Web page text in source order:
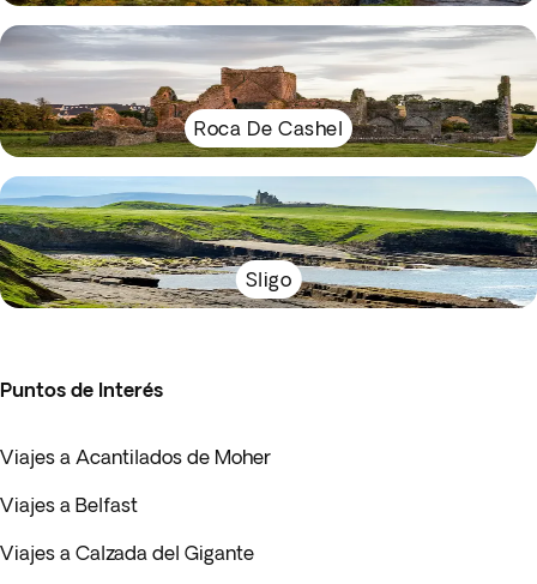
Roca De Cashel
Sligo
Puntos de Interés
Viajes a Acantilados de Moher
Viajes a Belfast
Viajes a Calzada del Gigante